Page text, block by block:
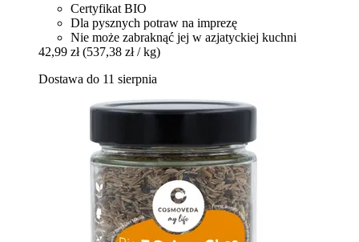
Certyfikat BIO
Dla pysznych potraw na imprezę
Nie może zabraknąć jej w azjatyckiej kuchni
42,99 zł (537,38 zł / kg)
Dostawa do 11 sierpnia